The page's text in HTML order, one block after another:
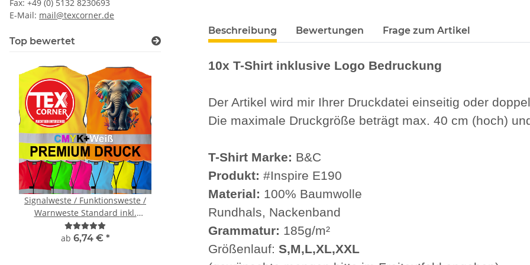
Beschreibung Bewertungen Frage zum Artikel
10x T-Shirt inklusive Logo Bedruckung
Der Artikel wird mir Ihrer Druckdatei einseitig oder
Die maximale Druckgröße beträgt max. 40 cm (hoch)
T-Shirt Marke: B&C
Produkt: #Inspire E190
Material: 100% Baumwolle
Rundhals, Nackenband
Grammatur: 185g/m²
Größenlauf: S,M,L,XL,XXL
Fax: +49 (0) 5132 8230693
E-Mail: mail@texcorner.de
Top bewertet
Signalweste / Funktionsweste /
Warnweste Standard inkl.
Premium CMYK + weiß druck
ab 6,74 € *
Brandschutzhelfer
Evakuierungshelfer Piktogramm
Executive Weste rot/gelb mit
vielen Taschen S-3XL
15,92 € -19,90 €*
Geburtstags Warnweste Mobiles
Gästebuch - 18. Geburtstag -
Wunschzahl - Neon Warnweste